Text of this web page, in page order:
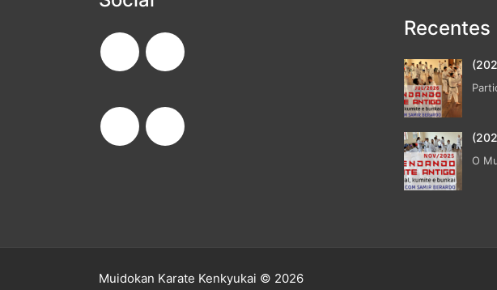
Recentes
O
Muidokan Karate Kenkyukai © 2026